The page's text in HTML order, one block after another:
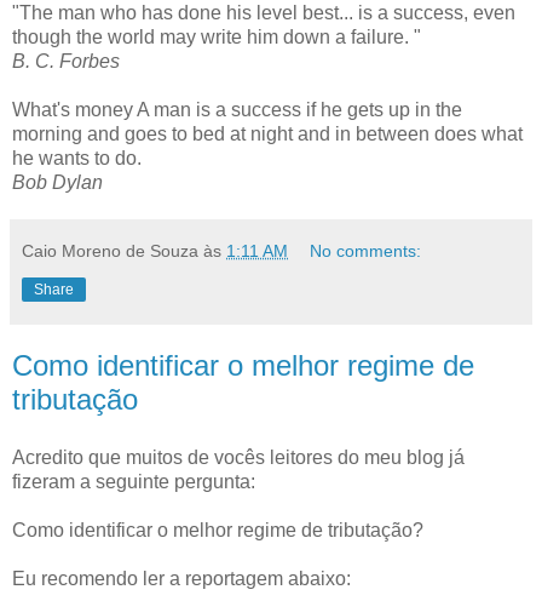
"The man who has done his level best... is a success, even
though the world may write him down a failure. "
B. C. Forbes
What's money A man is a success if he gets up in the
morning and goes to bed at night and in between does what
he wants to do.
Bob Dylan
Caio Moreno de Souza às 1:11 AM No comments:
Share
Como identificar o melhor regime de
tributação
Acredito que muitos de vocês leitores do meu blog já
fizeram a seguinte pergunta:
Como identificar o melhor regime de tributação?
Eu recomendo ler a reportagem abaixo: